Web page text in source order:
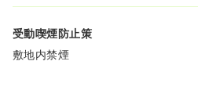
受動喫煙防止策
敷地内禁煙